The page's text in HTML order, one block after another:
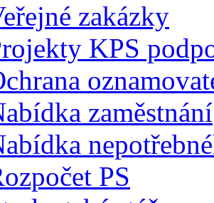
zakázky
KPS
zaměstnání
PS